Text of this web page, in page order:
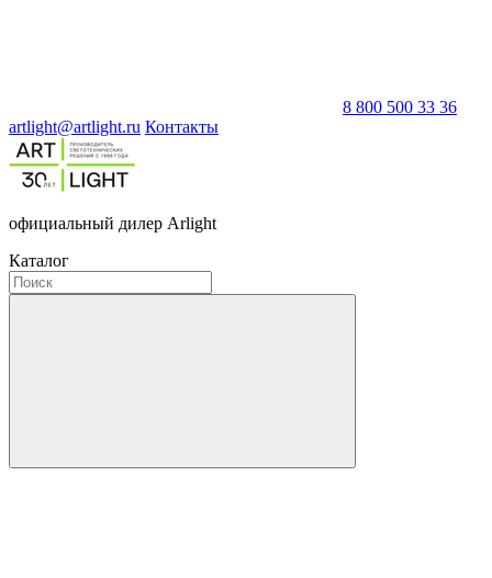
8 800 500 33 36
artlight@artlight.ru Контакты
официальный дилер Arlight
Каталог